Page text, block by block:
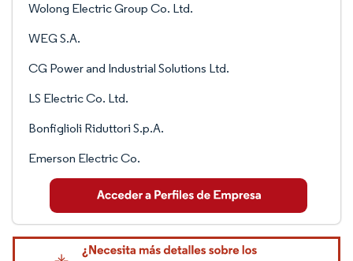
Wolong Electric Group Co. Ltd.
WEG S.A.
CG Power and Industrial Solutions Ltd.
LS Electric Co. Ltd.
Bonfiglioli Riduttori S.p.A.
Emerson Electric Co.